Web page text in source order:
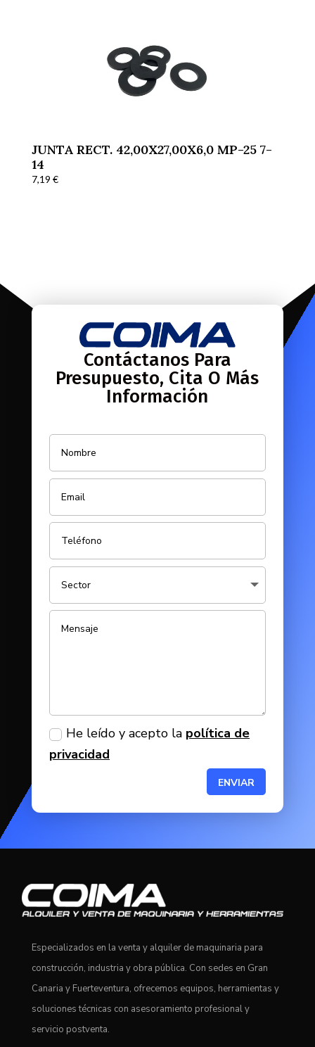
JUNTA RECT. 42,00X27,00X6,0 MP-25 7-
14
7,19 €
Contáctanos Para
Presupuesto, Cita O Más
Información
He leído y acepto la política de
privacidad
ENVIAR
Especializados en la venta y alquiler de maquinaria para
construcción, industria y obra pública. Con sedes en Gran
Canaria y Fuerteventura, ofrecemos equipos, herramientas y
soluciones técnicas con asesoramiento profesional y
servicio postventa.